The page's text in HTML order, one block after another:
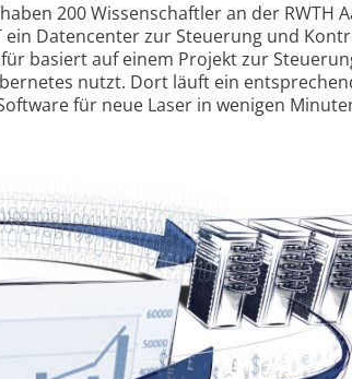
200 Wissen­schaftler an der RWTH
Datencenter zur Steuerung und
basiert auf einem Projekt zur
nutzt. Dort läuft ein
für neue Laser in wenigen